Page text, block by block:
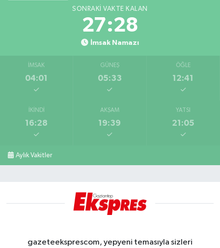
SONRAKI VAKTE KALAN
27:28
İmsak Namazı
İMSAK
04:01
GÜNEŞ
05:33
ÖĞLE
12:41
İKINDI
16:28
AKŞAM
19:39
YATSI
21:05
Aylık Vakitler
gazeteeksprescom, yepyeni temasıyla sizleri